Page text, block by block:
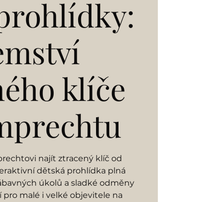
klíče
najít ztracený klíč od
dětská prohlídka plná
úkolů a sladké odměny
malé i velké objevitele na